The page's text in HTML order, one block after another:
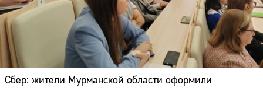
Сбер: жители Мурманской области оформили